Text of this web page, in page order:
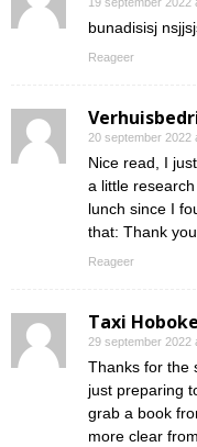
bunadisisj
Reageer
20 september 2022
Nice read, I
a little
lunch since I
that: Thank
Reageer
Taxi
29 september 2022
Thanks for the
just preparing
grab a book
more clear